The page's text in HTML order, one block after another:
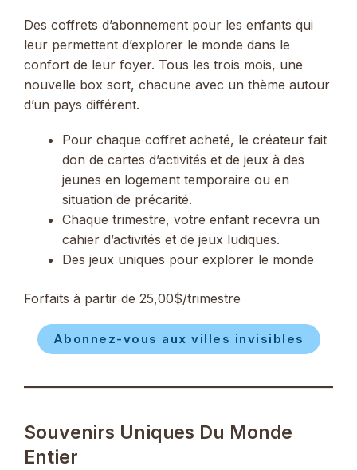
Des coffrets d’abonnement pour les enfants qui
leur permettent d’explorer le monde dans le
confort de leur foyer. Tous les trois mois, une
nouvelle box sort, chacune avec un thème autour
d’un pays différent.
Pour chaque coffret acheté, le créateur fait
don de cartes d’activités et de jeux à des
jeunes en logement temporaire ou en
situation de précarité.
Chaque trimestre, votre enfant recevra un
cahier d’activités et de jeux ludiques.
Des jeux uniques pour explorer le monde
Forfaits à partir de 25,00$/trimestre
Abonnez-vous aux villes invisibles
Souvenirs Uniques Du Monde
Entier